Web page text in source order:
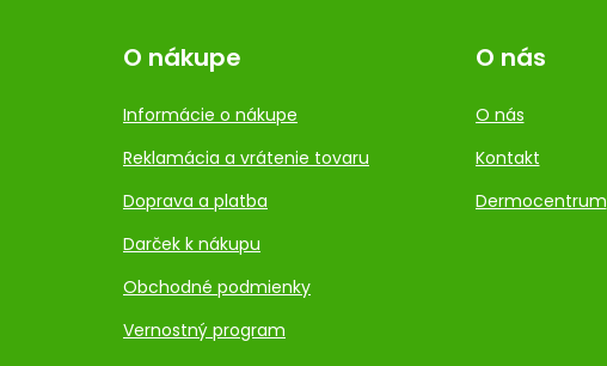
O nákupe
Informácie o nákupe
Reklamácia a vrátenie tovaru
Doprava a platba
Darček k nákupu
Obchodné podmienky
Vernostný program
O nás
O nás
Kontakt
Dermocentrum